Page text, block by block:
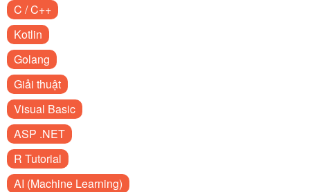
C / C++
Kotlin
Golang
Giải thuật
Visual Basic
ASP .NET
R Tutorial
AI (Machine Learning)